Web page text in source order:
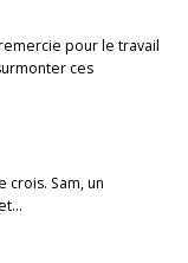
pour le travail
ces
crois. Sam, un